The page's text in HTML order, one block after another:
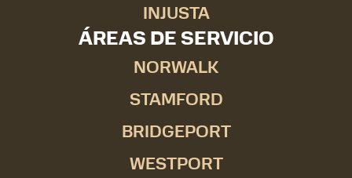
INJUSTA
ÁREAS DE SERVICIO
NORWALK
STAMFORD
BRIDGEPORT
WESTPORT